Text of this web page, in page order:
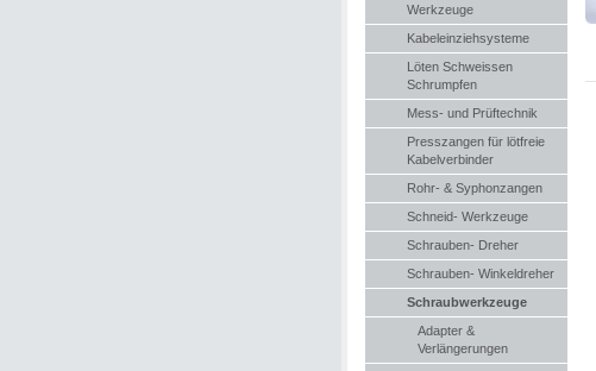
Werkzeuge
Kabeleinziehsysteme
Löten Schweissen
Schrumpfen
Mess- und Prüftechnik
Presszangen für lötfreie
Kabelverbinder
Rohr- & Syphonzangen
Schneid- Werkzeuge
Schrauben- Dreher
Schrauben- Winkeldreher
Schraubwerkzeuge
Adapter &
Verlängerungen